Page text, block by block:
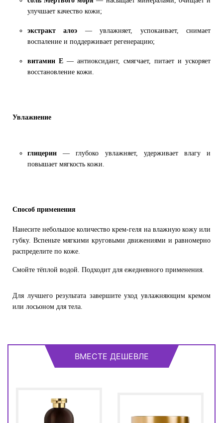
улучшает качество кожи;
экстракт алоэ — увлажняет, успокаивает, снимает
воспаление и поддерживает регенерацию;
витамин Е — антиоксидант, смягчает, питает и ускоряет
восстановление кожи.
Увлажнение
глицерин — глубоко увлажняет, удерживает влагу и
повышает мягкость кожи.
Способ применения
Нанесите небольшое количество крем-геля на влажную кожу или
губку. Вспеньте мягкими круговыми движениями и равномерно
распределите по коже.
Смойте тёплой водой. Подходит для ежедневного применения.
Для лучшего результата завершите уход увлажняющим кремом
или лосьоном для тела.
ВМЕСТЕ ДЕШЕВЛЕ